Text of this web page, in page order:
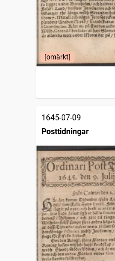
[omärkt]
1645-07-09
Posttidningar